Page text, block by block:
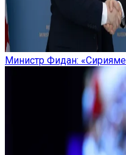
Министр Фидан: